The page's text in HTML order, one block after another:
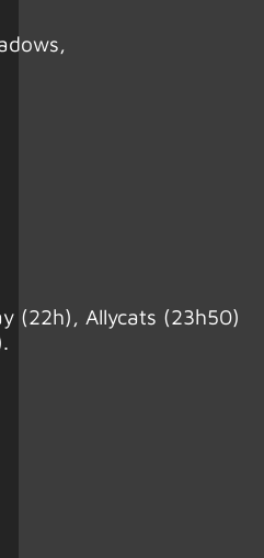
(22h), Allycats (23h50)